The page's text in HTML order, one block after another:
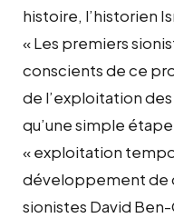
histoire, l’historien
« Les premiers
conscients de ce
de l’exploitation
qu’une simple
« exploitation
développement de
sionistes David